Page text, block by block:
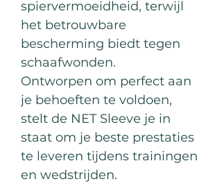
spiervermoeidheid, terwijl
het betrouwbare
bescherming biedt tegen
schaafwonden.
Ontworpen om perfect aan
je behoeften te voldoen,
stelt de NET Sleeve je in
staat om je beste prestaties
te leveren tijdens trainingen
en wedstrijden.